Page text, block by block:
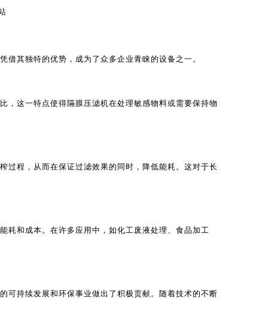
其独特的优势，成为了众多企业青睐的设备之一。
，这一特点使得隔膜压滤机在处理敏感物料或需要保持物
程，从而在保证过滤效果的同时，降低能耗。这对于长
耗和成本。在许多应用中，如化工废液处理、食品加工
持续发展和环保事业做出了积极贡献。随着技术的不断